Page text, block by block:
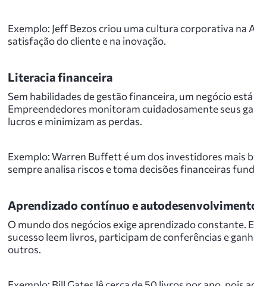
Exemplo: Jeff Bezos criou uma cultura corporativa na
satisfação do cliente e na inovação.
Literacia financeira
Sem habilidades de gestão financeira, um negócio
Empreendedores monitoram cuidadosamente seus
lucros e minimizam as perdas.
Exemplo: Warren Buffett é um dos investidores mais
sempre analisa riscos e toma decisões financeiras
Aprendizado contínuo e
O mundo dos negócios exige aprendizado constante.
sucesso leem livros, participam de conferências e
outros.